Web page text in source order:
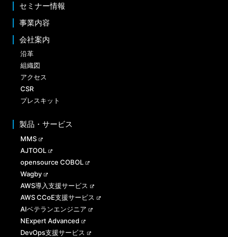
セミナー情報
事業内容
会社案内
沿革
組織図
アクセス
CSR
プレスキット
製品・サービス
MMS
AJTOOL
opensource COBOL
Wagby
AWS導入支援サービス
AWS CCoE支援サービス
AIベテランエンジニア
NExpert Advanced
DevOps支援サービス